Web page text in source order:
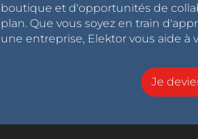
boutique et d'opportunités de
plan. Que vous soyez en train
une entreprise, Elektor vous aide à
Je